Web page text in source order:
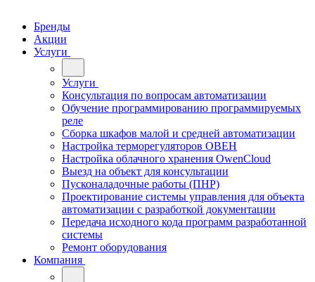
Бренды
Акции
Услуги
Услуги
Консультация по вопросам автоматизации
Обучение программированию программируемых
реле
Сборка шкафов малой и средней автоматизации
Настройка терморегуляторов ОВЕН
Настройка облачного хранения OwenCloud
Выезд на объект для консультации
Пусконаладочные работы (ПНР)
Проектирование системы управления для объекта
автоматизации с разработкой документации
Передача исходного кода программ разработанной
системы
Ремонт оборудования
Компания